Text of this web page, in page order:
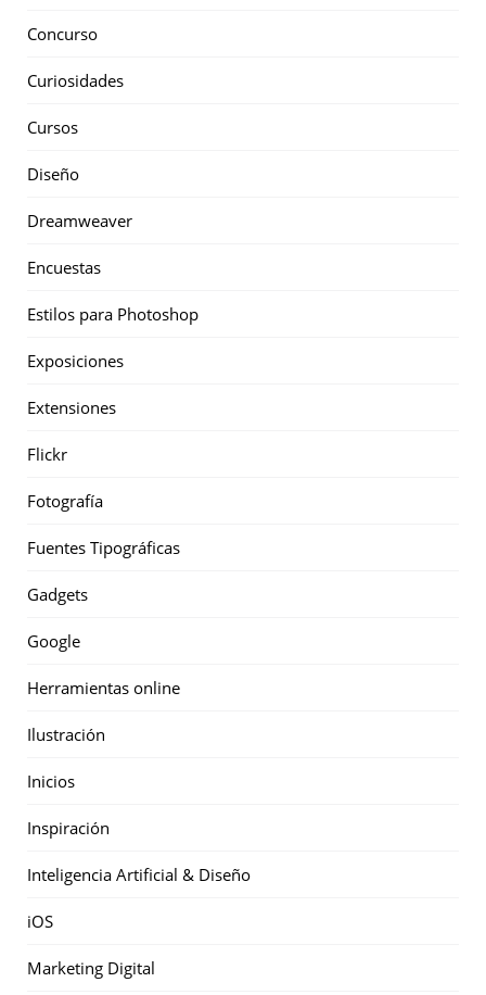
Concurso
Curiosidades
Cursos
Diseño
Dreamweaver
Encuestas
Estilos para Photoshop
Exposiciones
Extensiones
Flickr
Fotografía
Fuentes Tipográficas
Gadgets
Google
Herramientas online
Ilustración
Inicios
Inspiración
Inteligencia Artificial & Diseño
iOS
Marketing Digital